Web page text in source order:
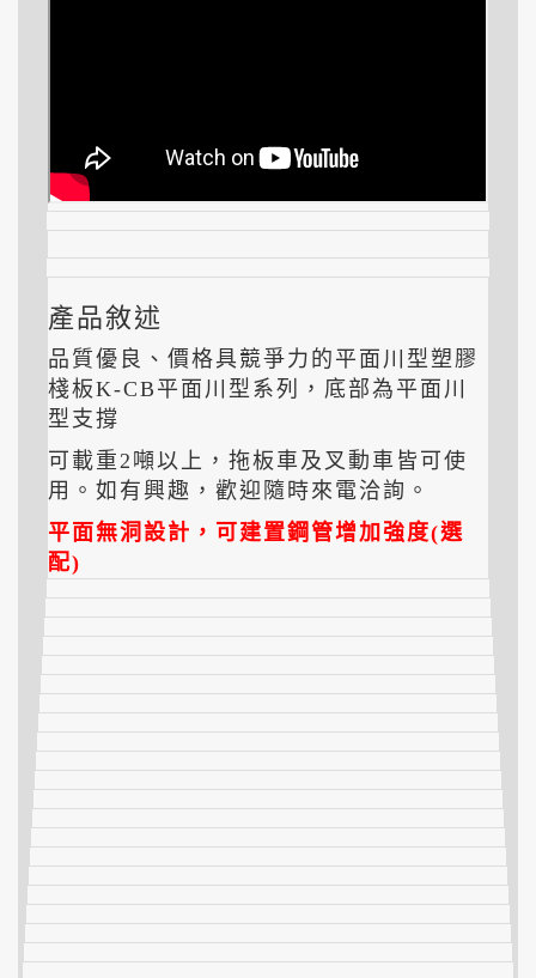
產品敘述
品質優良、價格具競爭力的平面川型塑膠
棧板K-CB平面川型系列，底部為平面川
型支撐
可載重2噸以上，拖板車及叉動車皆可使
用。如有興趣，歡迎隨時來電洽詢。
平面無洞設計，可建置鋼管增加強度(選
配)